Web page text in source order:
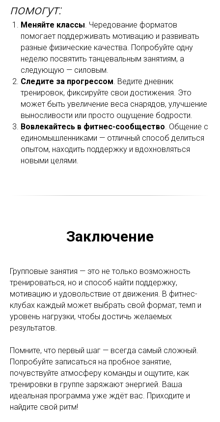
помогут:
Меняйте классы. Чередование форматов
помогает поддерживать мотивацию и развивать
разные физические качества. Попробуйте одну
неделю посвятить танцевальным занятиям, а
следующую — силовым.
Следите за прогрессом. Ведите дневник
тренировок, фиксируйте свои достижения. Это
может быть увеличение веса снарядов, улучшение
выносливости или просто ощущение бодрости.
Вовлекайтесь в фитнес-сообщество. Общение с
единомышленниками — отличный способ делиться
опытом, находить поддержку и вдохновляться
новыми целями.
Заключение
Групповые занятия — это не только возможность
тренироваться, но и способ найти поддержку,
мотивацию и удовольствие от движения. В фитнес-
клубах каждый может выбрать свой формат, темп и
уровень нагрузки, чтобы достичь желаемых
результатов.
Помните, что первый шаг — всегда самый сложный.
Попробуйте записаться на пробное занятие,
почувствуйте атмосферу команды и ощутите, как
тренировки в группе заряжают энергией. Ваша
идеальная программа уже ждёт вас. Приходите и
найдите свой ритм!